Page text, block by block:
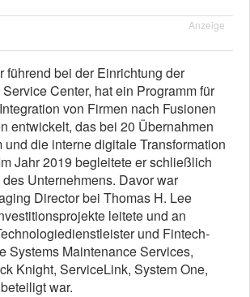
Anzeige
führend bei der Einrichtung der
Center, hat ein Programm für
von Firmen nach Fusionen
entwickelt, das bei 20 Übernahmen
und die interne digitale Transformation
Jahr 2019 begleitete er schließlich
Unternehmens. Davor war
Director bei Thomas H. Lee
leitete und an
und Fintech-
Systems Maintenance Services,
Knight, ServiceLink, System One,
war.